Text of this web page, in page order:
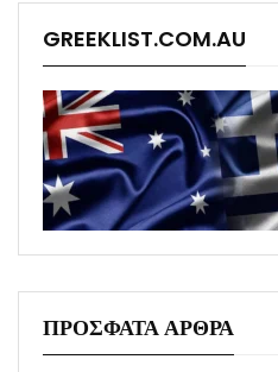
GREEKLIST.COM.AU
ΠΡΟΣΦΑΤΑ ΑΡΘΡΑ